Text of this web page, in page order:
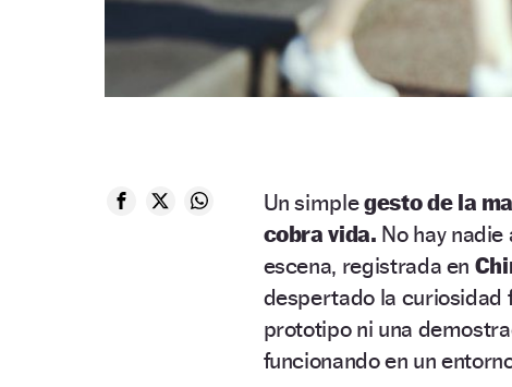
Un simplegesto de la
cobra vida. No hay
escena, registrada en
despertado la curiosidad
prototipo ni una
funcionando en un